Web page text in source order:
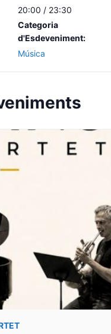
20:00 / 23:30
Categoria
d'Esdeveniment:
Música